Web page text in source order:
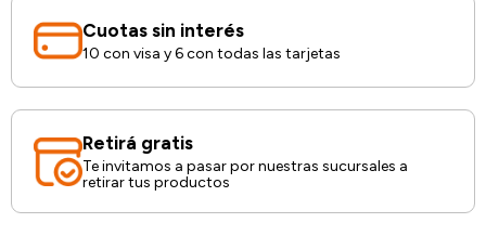
Cuotas sin interés
10 con visa y 6 con todas las tarjetas
Retirá gratis
Te invitamos a pasar por nuestras sucursales a
retirar tus productos